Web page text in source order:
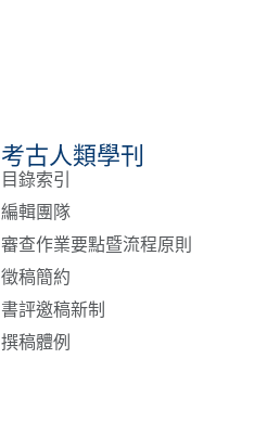
考古人類學刊
目錄索引
編輯團隊
審查作業要點暨流程原則
徵稿簡約
書評邀稿新制
撰稿體例